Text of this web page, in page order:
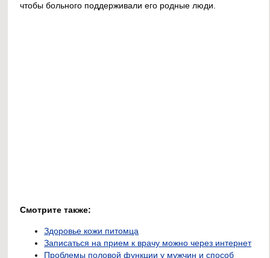
чтобы больного поддерживали его родные люди.
Смотрите также:
Здоровье кожи питомца
Записаться на прием к врачу можно через интернет
Проблемы половой функции у мужчин и способ